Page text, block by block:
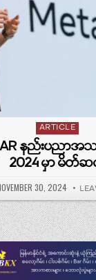
Posted in
ARTICLE
နည်းပညာအသ
2024 မှာ မိတ်
DATE:
30, 2024